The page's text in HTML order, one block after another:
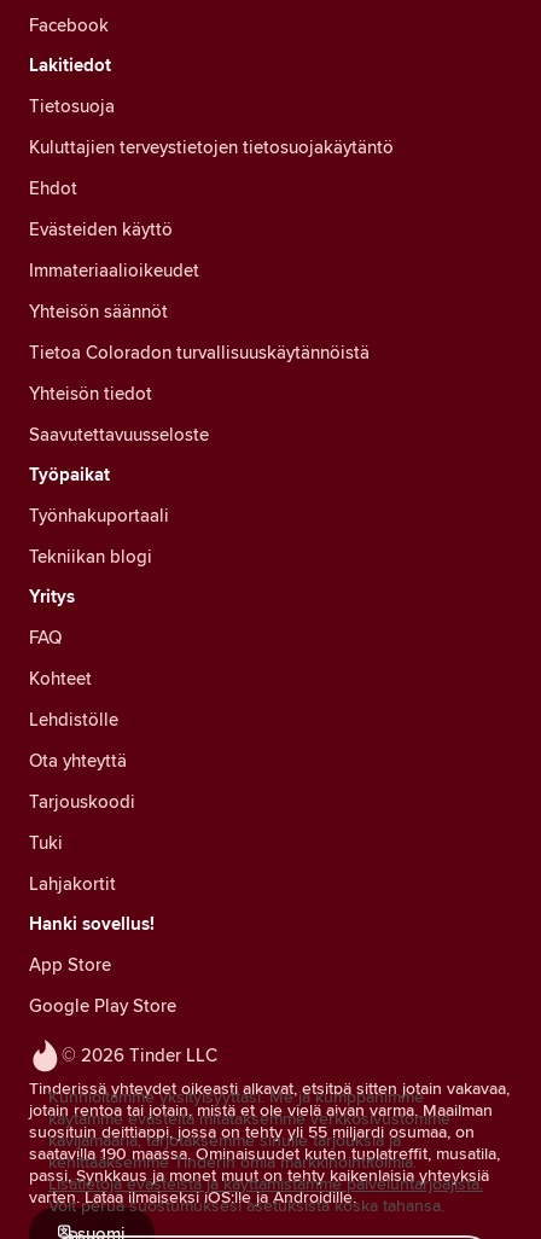
© 2026 Tinder LLC
Tinderissä yhteydet oikeasti alkavat, etsitpä sitten jotain vakavaa,
jotain rentoa tai jotain, mistä et ole vielä aivan varma. Maailman
suosituin deittiappi, jossa on tehty yli 55 miljardi osumaa, on
saatavilla 190 maassa. Ominaisuudet kuten tuplatreffit, musatila,
passi, Synkkaus ja monet muut on tehty kaikenlaisia yhteyksiä
varten. Lataa ilmaiseksi iOS:lle ja Androidille.
suomi
Facebook
Lakitiedot
Tietosuoja
Kuluttajien terveystietojen tietosuojakäytäntö
Ehdot
Evästeiden käyttö
Immateriaalioikeudet
Yhteisön säännöt
Tietoa Coloradon turvallisuuskäytännöistä
Yhteisön tiedot
Saavutettavuusseloste
Työpaikat
Työnhakuportaali
Tekniikan blogi
Yritys
FAQ
Kohteet
Lehdistölle
Ota yhteyttä
Tarjouskoodi
Tuki
Lahjakortit
Hanki sovellus!
App Store
Google Play Store
Kunnioitamme yksityisyyttäsi. Me ja kumppanimme
käytämme evästeitä mitataksemme verkkosivustomme
kävijämääriä, tarjotaksemme sinulle tarjouksia ja
kehittääksemme Tinderin omia markkinointitoimia.
Lisätietoja evästeistä ja käyttämistämme palveluntarjoajista.
Voit perua suostumuksesi asetuksista koska tahansa.